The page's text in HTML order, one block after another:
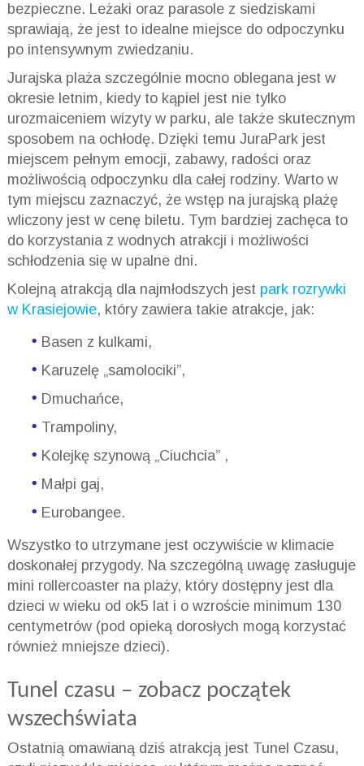
bezpieczne. Leżaki oraz parasole z siedziskami
sprawiają, że jest to idealne miejsce do odpoczynku
po intensywnym zwiedzaniu.
Jurajska plaża szczególnie mocno oblegana jest w
okresie letnim, kiedy to kąpiel jest nie tylko
urozmaiceniem wizyty w parku, ale także skutecznym
sposobem na ochłodę. Dzięki temu JuraPark jest
miejscem pełnym emocji, zabawy, radości oraz
możliwością odpoczynku dla całej rodziny. Warto w
tym miejscu zaznaczyć, że wstęp na jurajską plażę
wliczony jest w cenę biletu. Tym bardziej zachęca to
do korzystania z wodnych atrakcji i możliwości
schłodzenia się w upalne dni.
Kolejną atrakcją dla najmłodszych jest park rozrywki
w Krasiejowie, który zawiera takie atrakcje, jak:
Basen z kulkami,
Karuzelę „samolociki”,
Dmuchańce,
Trampoliny,
Kolejkę szynową „Ciuchcia” ,
Małpi gaj,
Eurobangee.
Wszystko to utrzymane jest oczywiście w klimacie
doskonałej przygody. Na szczególną uwagę zasługuje
mini rollercoaster na plaży, który dostępny jest dla
dzieci w wieku od ok5 lat i o wzroście minimum 130
centymetrów (pod opieką dorosłych mogą korzystać
również mniejsze dzieci).
Tunel czasu – zobacz początek
wszechświata
Ostatnią omawianą dziś atrakcją jest Tunel Czasu,